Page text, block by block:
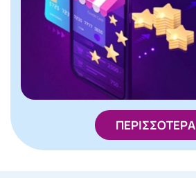
ΠΕΡΙΣΣΟΤΕΡΑ